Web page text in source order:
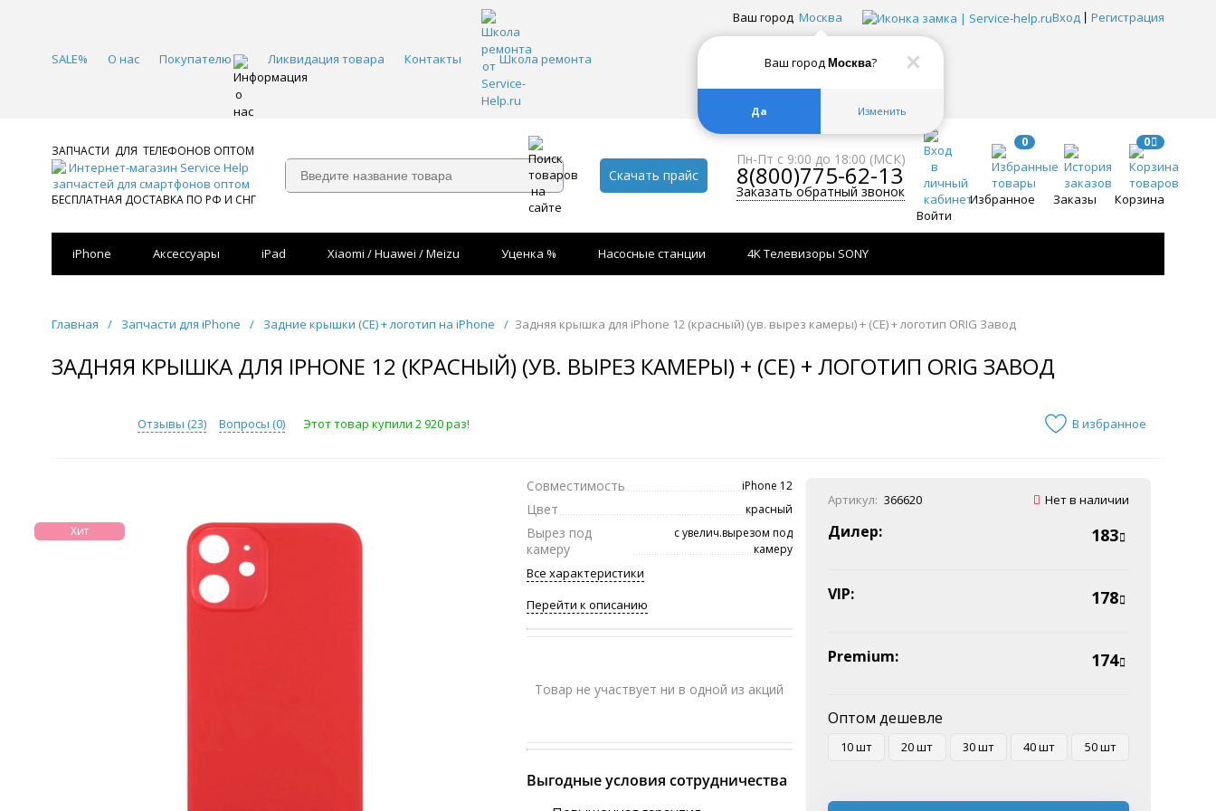
Ваш город Москва?
Да Изменить
SALE% О нас Покупателю Ликвидация товара Контакты Школа ремонта
Ваш город Москва Вход Регистрация
ЗАПЧАСТИ ДЛЯ ТЕЛЕФОНОВ ОПТОМ
БЕСПЛАТНАЯ ДОСТАВКА ПО РФ И СНГ
Скачать прайс
Пн-Пт с 9:00 до 18:00 (МСК)
8(800)775-62-13
Заказать обратный звонок
Войти
0
Избранное Заказы
0
Корзина
iPhone Аксессуары iPad Xiaomi / Huawei / Meizu Уценка % Насосные станции 4K Телевизоры SONY
Главная / Запчасти для iPhone / Задние крышки (CE) + логотип на iPhone / Задняя крышка для iPhone 12 (красный) (ув. вырез камеры) + (СЕ) + логотип ORIG Завод
ЗАДНЯЯ КРЫШКА ДЛЯ IPHONE 12 (КРАСНЫЙ) (УВ. ВЫРЕЗ КАМЕРЫ) + (СЕ) + ЛОГОТИП ORIG ЗАВОД
Отзывы (23) Вопросы (0) Этот товар купили 2 920 раз! В избранное
Хит
Совместимость iPhone 12
Цвет красный
Вырез под
камеру
с увелич.вырезом под
камеру
Все характеристики
Перейти к описанию
Товар не участвует ни в одной из акций
Выгодные условия сотрудничества
Артикул: 366620 Нет в наличии
Дилер: 183
VIP: 178
Premium: 174
Оптом дешевле
10 шт 20 шт 30 шт 40 шт 50 шт